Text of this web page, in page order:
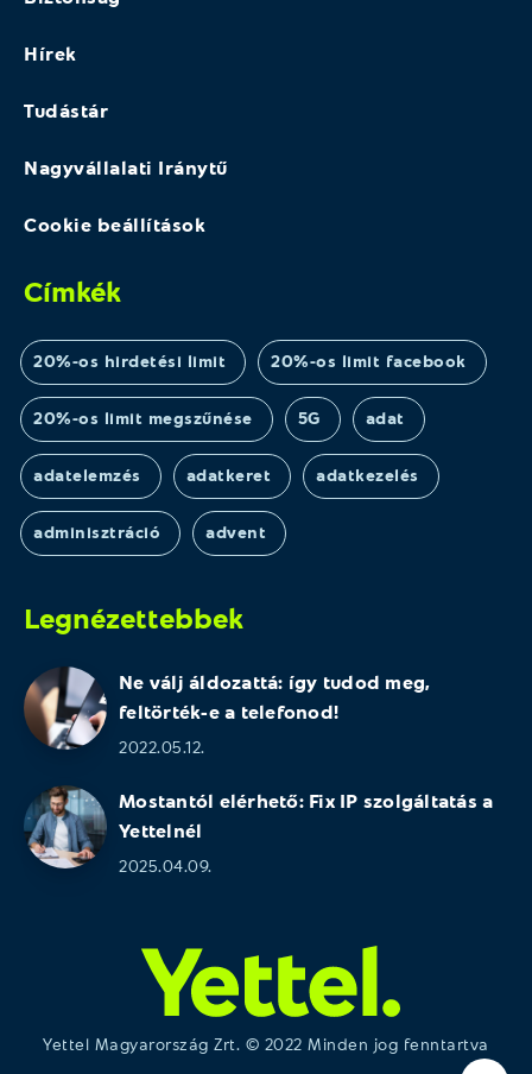
Hírek
Tudástár
Nagyvállalati Iránytű
Cookie beállítások
Címkék
20%-os hirdetési limit 20%-os limit facebook
20%-os limit megszűnése 5G adat
adatelemzés adatkeret adatkezelés
adminisztráció advent
Legnézettebbek
Ne válj áldozattá: így tudod meg,
feltörték-e a telefonod!
2022.05.12.
Mostantól elérhető: Fix IP szolgáltatás a
Yettelnél
2025.04.09.
Yettel Magyarország Zrt. © 2022 Minden jog fenntartva